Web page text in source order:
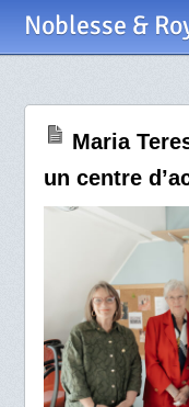
Noblesse &
Maria
un centre